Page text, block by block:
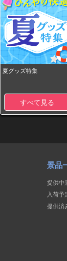
夏グッズ特集
すべて見る
景品
提供中
入荷予
提供済